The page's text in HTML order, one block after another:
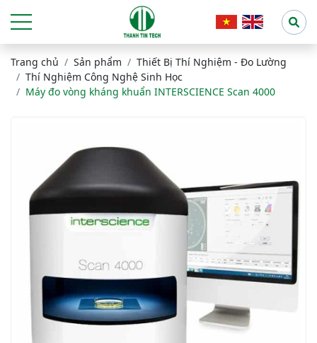
Trang chủ Sản phẩm
Thiết Bị Thí Nghiệm - Đo Lường
Thí Nghiệm Công Nghệ Sinh Học
Máy đo vòng kháng khuẩn INTERSCIENCE Scan 4000